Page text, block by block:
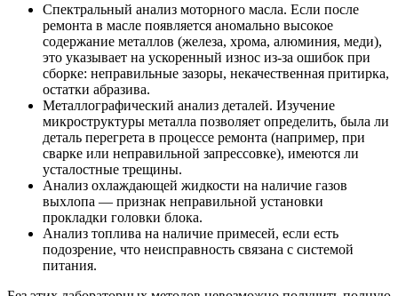
Спектральный анализ моторного масла. Если после
ремонта в масле появляется аномально высокое
содержание металлов (железа, хрома, алюминия, меди),
это указывает на ускоренный износ из-за ошибок при
сборке: неправильные зазоры, некачественная притирка,
остатки абразива.
Металлографический анализ деталей. Изучение
микроструктуры металла позволяет определить, была ли
деталь перегрета в процессе ремонта (например, при
сварке или неправильной запрессовке), имеются ли
усталостные трещины.
Анализ охлаждающей жидкости на наличие газов
выхлопа — признак неправильной установки
прокладки головки блока.
Анализ топлива на наличие примесей, если есть
подозрение, что неисправность связана с системой
питания.